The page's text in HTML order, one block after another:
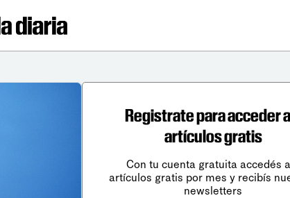
Registrate para acceder
artículos gratis
Con tu cuenta gratuita accedés
artículos gratis por mes y recibís
newsletters